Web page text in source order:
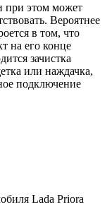
при этом может
Вероятнее
в том, что
на его конце
зачистка
или наждачка,
подключение
Lada Priora